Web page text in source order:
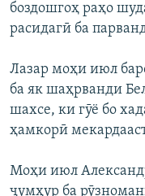
боздошгоҳ раҳо
расидагӣ ба
Лазар моҳи июл
ба як шаҳрванди
шахсе, ки гӯё бо
ҳамкорӣ
Моҳи июл
ҷумҳур ба